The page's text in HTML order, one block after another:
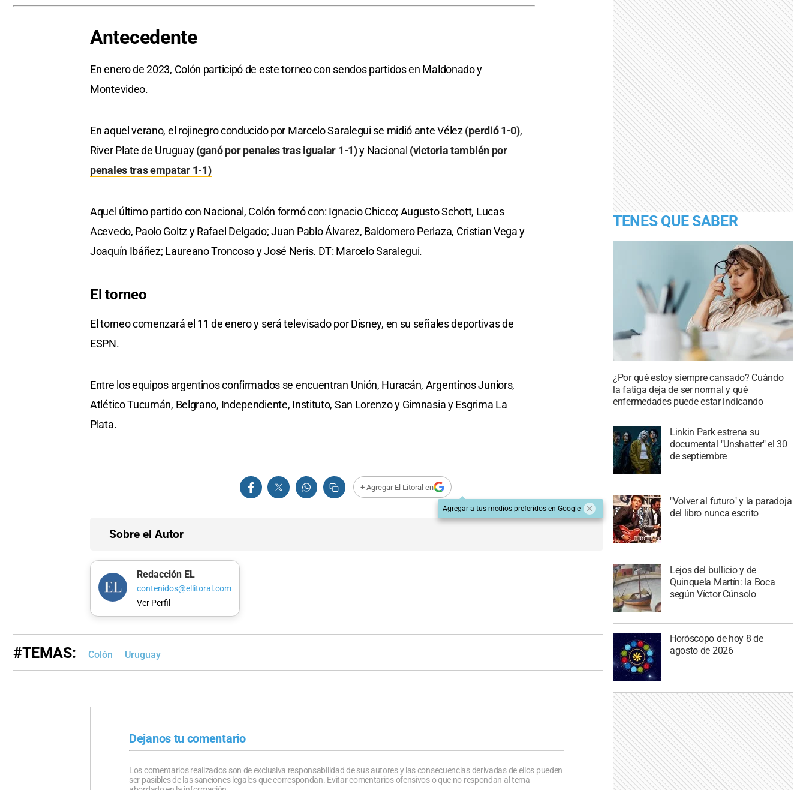
Antecedente
En enero de 2023, Colón participó de este torneo con sendos partidos en Maldonado y
Montevideo.
En aquel verano, el rojinegro conducido por Marcelo Saralegui se midió ante Vélez(perdió 1-0),
River Plate de Uruguay(ganó por penales tras igualar 1-1)y Nacional (victoria también por
penales tras empatar 1-1)
Aquel último partido con Nacional, Colón formó con: Ignacio Chicco; Augusto Schott, Lucas
Acevedo, Paolo Goltz y Rafael Delgado; Juan Pablo Álvarez, Baldomero Perlaza, Cristian Vega y
Joaquín Ibáñez; Laureano Troncoso y José Neris. DT: Marcelo Saralegui.
El torneo
El torneo comenzará el 11 de enero y será televisado por Disney, en su señales deportivas de
ESPN.
Entre los equipos argentinos confirmados se encuentran Unión, Huracán, Argentinos Juniors,
Atlético Tucumán, Belgrano, Independiente, Instituto, San Lorenzo y Gimnasia y Esgrima La
Plata.
+ Agregar El Litoral en
Agregar a tus medios preferidos en Google
Sobre el Autor
Redacción EL
contenidos@ellitoral.com
Ver Perfil
#TEMAS: Colón Uruguay
Dejanos tu comentario
Los comentarios realizados son de exclusiva responsabilidad de sus autores y las consecuencias derivadas de ellos pueden
ser pasibles de las sanciones legales que correspondan. Evitar comentarios ofensivos o que no respondan al tema
TENES QUE SABER
¿Por qué estoy siempre cansado? Cuándo
la fatiga deja de ser normal y qué
enfermedades puede estar indicando
Linkin Park estrena su
documental "Unshatter" el 30
de septiembre
"Volver al futuro" y la paradoja
del libro nunca escrito
Lejos del bullicio y de
Quinquela Martín: la Boca
según Víctor Cúnsolo
Horóscopo de hoy 8 de
agosto de 2026